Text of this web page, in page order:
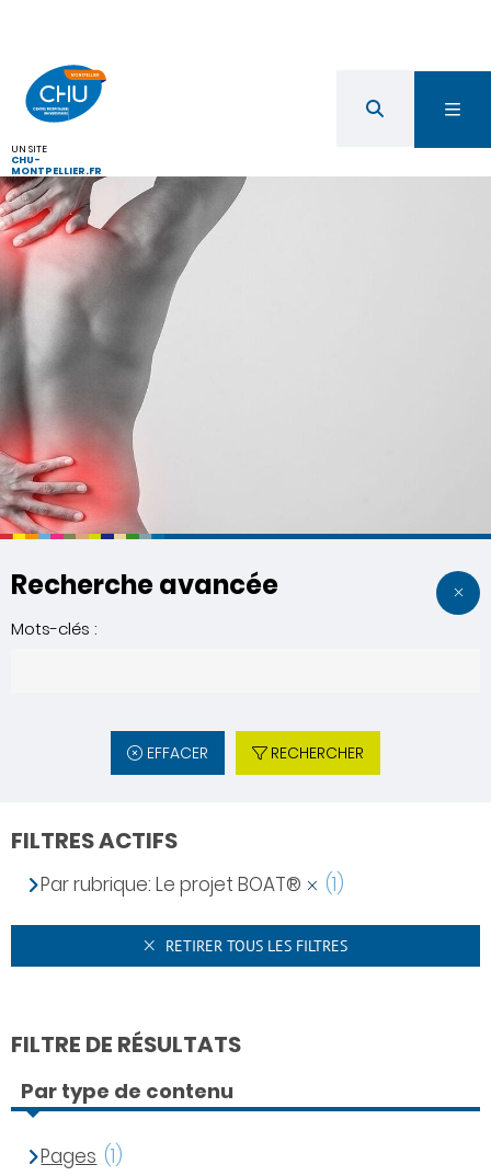
UN SITE
CHU-
MONTPELLIER.FR
Recherche avancée
Mots-clés :
EFFACER RECHERCHER
FILTRES ACTIFS
Par rubrique: Le projet BOAT® (1)
RETIRER TOUS LES FILTRES
FILTRE DE RÉSULTATS
Par type de contenu
Pages (1)